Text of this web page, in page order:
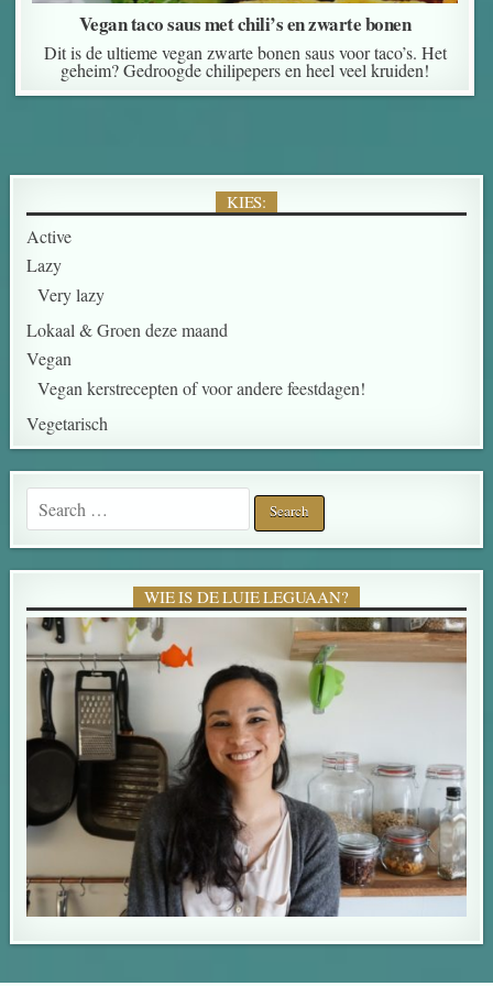
Vegan taco saus met chili’s en zwarte bonen
Dit is de ultieme vegan zwarte bonen saus voor taco’s. Het
geheim? Gedroogde chilipepers en heel veel kruiden!
KIES:
Active
Lazy
Very lazy
Lokaal & Groen deze maand
Vegan
Vegan kerstrecepten of voor andere feestdagen!
Vegetarisch
Search for:
WIE IS DE LUIE LEGUAAN?